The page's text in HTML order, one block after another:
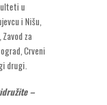
u
i Nišu,
za
Crveni
drugi.
–